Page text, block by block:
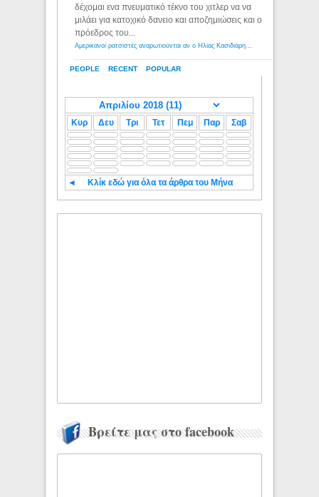
PEOPLE RECENT POPULAR
δέχομαι ενα πνευματικό τέκνο του χιτλερ να να
μιλάει για κατοχικό δανειο και αποζημιώσεις και ο
πρόεδρος του...
Κυρ Δευ Τρι Τετ Πεμ Παρ Σαβ
◄ Κλίκ εδώ για όλα τα άρθρα του Μήνα
Βρείτε μας στο facebook